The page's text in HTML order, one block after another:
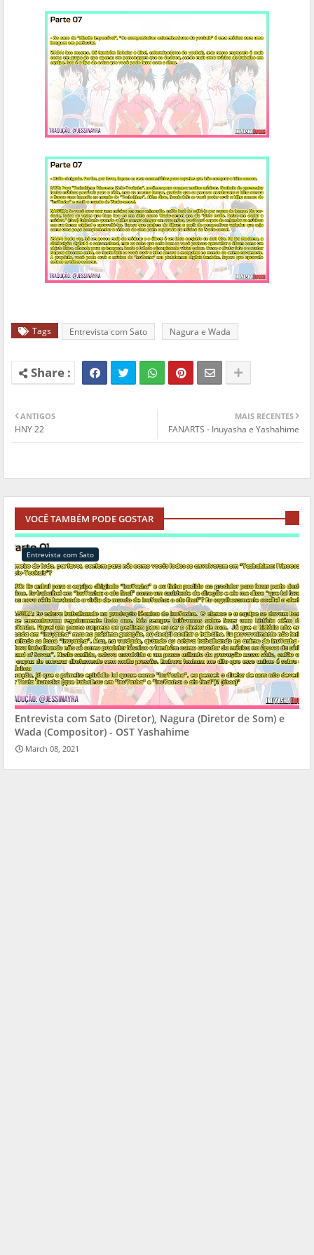
Tags Entrevista com Sato Nagura e Wada
MAIS RECENTES
FANARTS - Inuyasha e Yashahime
ANTIGOS
HNY 22
VOCÊ TAMBÉM PODE GOSTAR
Entrevista com Sato
Entrevista com Sato (Diretor), Nagura (Diretor de Som) e
Wada (Compositor) - OST Yashahime
March 08, 2021